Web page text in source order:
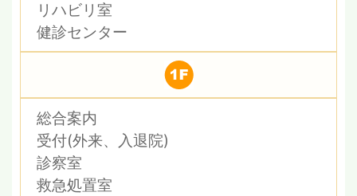
リハビリ室
健診センター
総合案内
受付(外来、入退院)
診察室
救急処置室